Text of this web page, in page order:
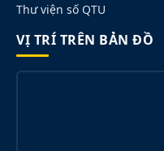
Thư viện số QTU
VỊ TRÍ TRÊN BẢN ĐỒ